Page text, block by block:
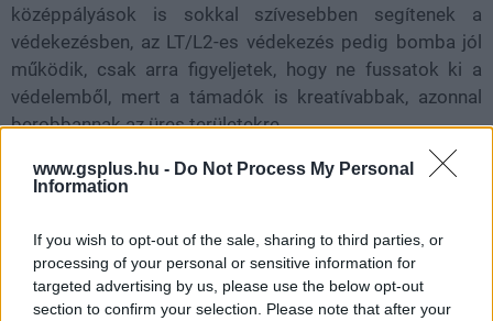
www.gsplus.hu - Do Not Process My Personal
Information
If you wish to opt-out of the sale, sharing to third parties, or
processing of your personal or sensitive information for
targeted advertising by us, please use the below opt-out
section to confirm your selection. Please note that after your
középpályások is sokkal szívesebben segítenek a
védekezésben, az LT/L2-es védekezés pedig bomba jól
működik, csak arra figyeljetek, hogy ne fussatok ki a
védelemből, mert a támadók is kreatívabbak, azonnal
berobbannak az üres területekre.
Olvasd telefonon csak a legfontosabb híreket!
Semmi spam, csak napi 2-3 értesítés Viberen, hogy
képben maradj a játék- és filmvilág, a geek kultúra
legérdekesebb híreivel.